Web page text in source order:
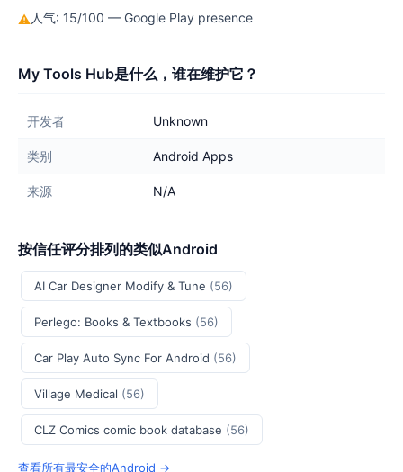
⚠ 人气: 15/100 — Google Play presence
My Tools Hub是什么，谁在维护它？
开发者 Unknown
类别 Android Apps
来源 N/A
按信任评分排列的类似Android
AI Car Designer Modify & Tune (56)
Perlego: Books & Textbooks (56)
Car Play Auto Sync For Android (56)
Village Medical (56)
CLZ Comics comic book database (56)
查看所有最安全的Android →